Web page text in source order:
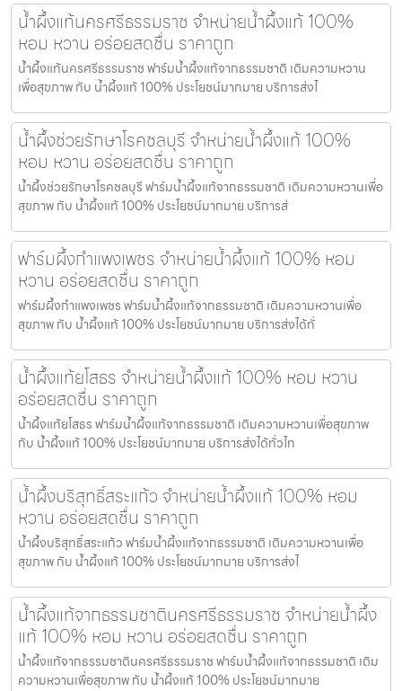
น้ำผึ้งแท้นครศรีธรรมราช จำหน่ายน้ำผึ้งแท้ 100%
หอม หวาน อร่อยสดชื่น ราคาถูก
น้ำผึ้งแท้นครศรีธรรมราช ฟาร์มน้ำผึ้งแท้จากธรรมชาติ เติมความหวาน
เพื่อสุขภาพ กับ น้ำผึ้งแท้ 100% ประโยชน์มากมาย บริการส่งไ
น้ำผึ้งช่วยรักษาโรคชลบุรี จำหน่ายน้ำผึ้งแท้ 100%
หอม หวาน อร่อยสดชื่น ราคาถูก
น้ำผึ้งช่วยรักษาโรคชลบุรี ฟาร์มน้ำผึ้งแท้จากธรรมชาติ เติมความหวานเพื่อ
สุขภาพ กับ น้ำผึ้งแท้ 100% ประโยชน์มากมาย บริการส่
ฟาร์มผึ้งกำแพงเพชร จำหน่ายน้ำผึ้งแท้ 100% หอม
หวาน อร่อยสดชื่น ราคาถูก
ฟาร์มผึ้งกำแพงเพชร ฟาร์มน้ำผึ้งแท้จากธรรมชาติ เติมความหวานเพื่อ
สุขภาพ กับ น้ำผึ้งแท้ 100% ประโยชน์มากมาย บริการส่งได้ทั่
น้ำผึ้งแท้ยโสธร จำหน่ายน้ำผึ้งแท้ 100% หอม หวาน
อร่อยสดชื่น ราคาถูก
น้ำผึ้งแท้ยโสธร ฟาร์มน้ำผึ้งแท้จากธรรมชาติ เติมความหวานเพื่อสุขภาพ
กับ น้ำผึ้งแท้ 100% ประโยชน์มากมาย บริการส่งได้ทั่วไท
น้ำผึ้งบริสุทธิ์สระแก้ว จำหน่ายน้ำผึ้งแท้ 100% หอม
หวาน อร่อยสดชื่น ราคาถูก
น้ำผึ้งบริสุทธิ์สระแก้ว ฟาร์มน้ำผึ้งแท้จากธรรมชาติ เติมความหวานเพื่อ
สุขภาพ กับ น้ำผึ้งแท้ 100% ประโยชน์มากมาย บริการส่งไ
น้ำผึ้งแท้จากธรรมชาตินครศรีธรรมราช จำหน่ายน้ำผึ้ง
แท้ 100% หอม หวาน อร่อยสดชื่น ราคาถูก
น้ำผึ้งแท้จากธรรมชาตินครศรีธรรมราช ฟาร์มน้ำผึ้งแท้จากธรรมชาติ เติม
ความหวานเพื่อสุขภาพ กับ น้ำผึ้งแท้ 100% ประโยชน์มากมาย